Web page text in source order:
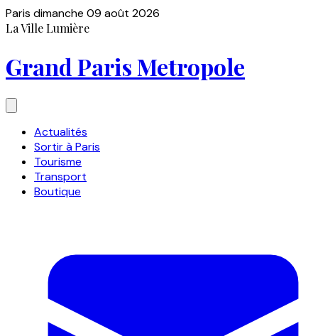
Paris dimanche 09 août 2026
La Ville Lumière
Grand Paris Metropole
Actualités
Sortir à Paris
Tourisme
Transport
Boutique